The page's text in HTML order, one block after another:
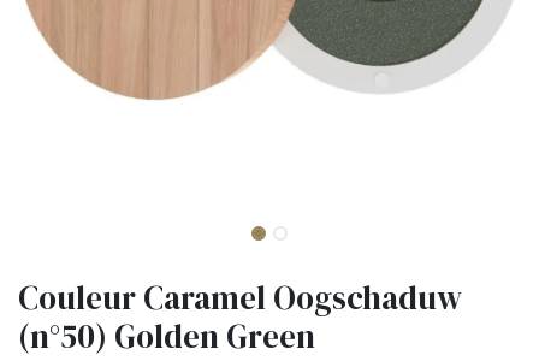
Couleur Caramel Oogschaduw
(n°50) Golden Green